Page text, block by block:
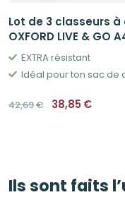
Lot de 3 classeurs à
OXFORD LIVE & GO
EXTRA résistant
Idéal pour ton sac de
42,69€ Le
prix
38,85 €
Ils sont faits